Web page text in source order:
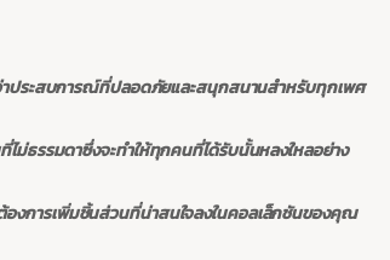
าประสบการณ์ที่ปลอดภัยและสนุกสนานสำหรับทุกเพศ
ธรรมดาซึ่งจะทำให้ทุกคนที่ได้รับนั้นหลงใหลอย่าง
งการเพิ่มชิ้นส่วนที่น่าสนใจลงในคอลเล็กชันของคุณ